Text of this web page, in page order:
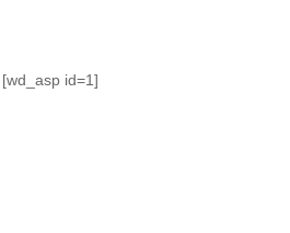
[wd_asp id=1]